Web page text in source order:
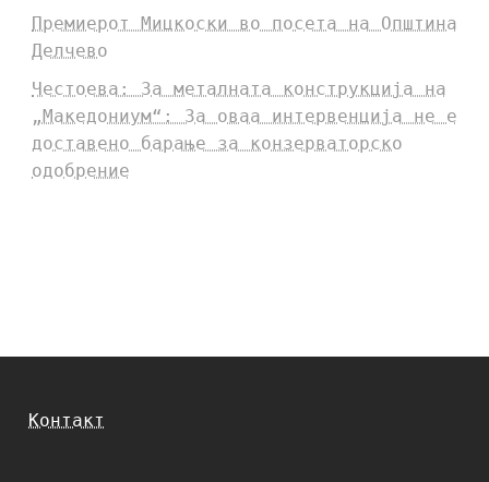
Премиерот Мицкоски во посета на Општина
Делчево
Честоева: За металната конструкција на
„Македониум“: За оваа интервенција не е
доставено барање за конзерваторско
одобрение
Контакт